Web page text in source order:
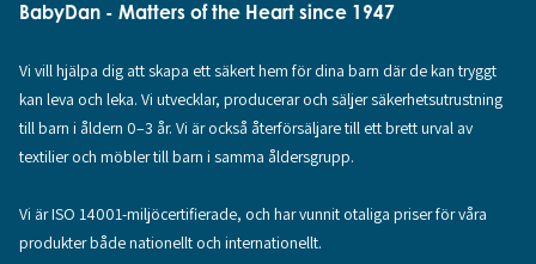
BabyDan - Matters of the Heart since 1947
Vi vill hjälpa dig att skapa ett säkert hem för dina barn där de kan tryggt
kan leva och leka. Vi utvecklar, producerar och säljer säkerhetsutrustning
till barn i åldern 0–3 år. Vi är också återförsäljare till ett brett urval av
textilier och möbler till barn i samma åldersgrupp.
Vi är ISO 14001-miljöcertifierade, och har vunnit otaliga priser för våra
produkter både nationellt och internationellt.